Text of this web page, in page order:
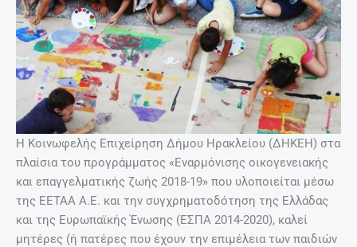
Η Κοινωφελής Επιχείρηση Δήμου Ηρακλείου (ΔΗΚΕΗ) στα
πλαίσια του προγράμματος «Εναρμόνισης οικογενειακής
και επαγγελματικής ζωής 2018-19» που υλοποιείται μέσω
της ΕΕΤΑΑ Α.Ε. και την συγχρηματοδότηση της Ελλάδας
και της Ευρωπαϊκής Ένωσης (ΕΣΠΑ 2014-2020), καλεί
μητέρες (ή πατέρες που έχουν την επιμέλεια των παιδιών